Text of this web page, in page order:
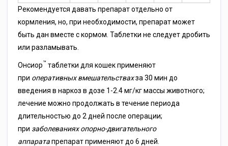
Рекомендуется давать препарат отдельно от
кормления, но, при необходимости, препарат может
быть дан вместе с кормом. Таблетки не следует дробить
или разламывать.
Онсиор™ таблетки для кошек применяют
при оперативных вмешательствахза 30 мин до
введения в наркоз в дозе 1-2.4 мг/кг массы животного;
лечение можно продолжать в течение периода
длительностью до 2 дней после операции;
при заболеваниях опорно-двигательного
аппаратапрепарат применяют до 6 дней.